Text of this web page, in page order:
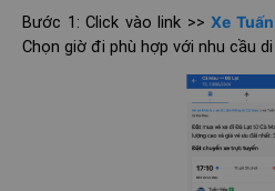
Bước 1: Click vào link >> Xe
Chọn giờ đi phù hợp với nhu cầu di